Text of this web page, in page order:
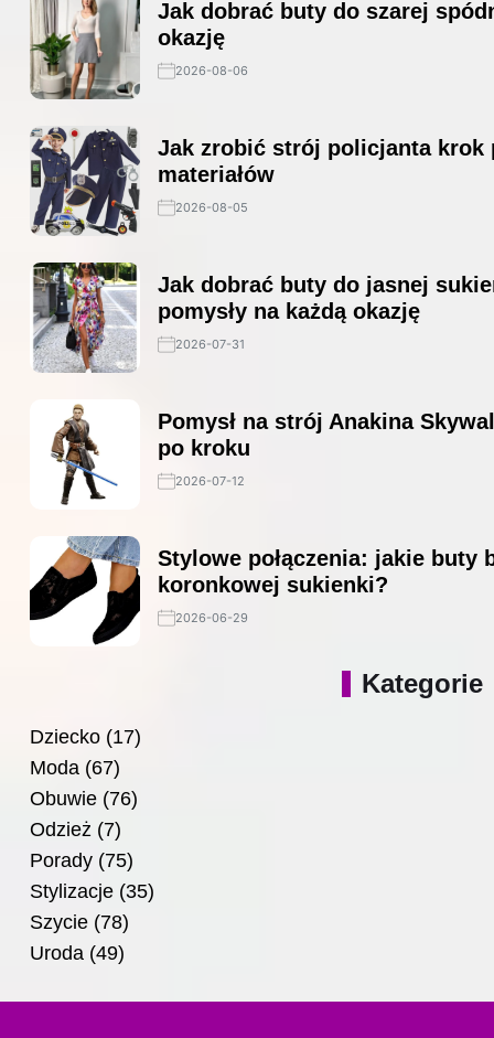
Jak dobrać buty do szarej
okazję
2026-08-06
Jak zrobić strój policjanta krok
materiałów
2026-08-05
Jak dobrać buty do jasnej
pomysły na każdą okazję
2026-07-31
Pomysł na strój Anakina
po kroku
2026-07-12
Stylowe połączenia: jakie buty
koronkowej sukienki?
2026-06-29
Kategorie
Dziecko (17)
Moda (67)
Obuwie (76)
Odzież (7)
Porady (75)
Stylizacje (35)
Szycie (78)
Uroda (49)